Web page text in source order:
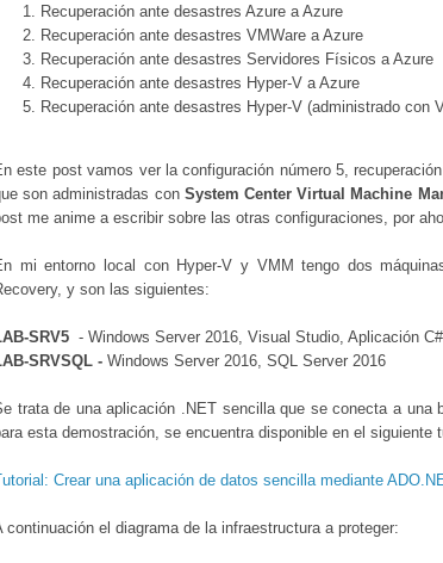
Recuperación ante desastres Azure a Azure
Recuperación ante desastres VMWare a Azure
Recuperación ante desastres Servidores Físicos a Azure
Recuperación ante desastres Hyper-V a Azure
Recuperación ante desastres Hyper-V (administrado con
este post vamos ver la configuración número 5,
son administradas conSystem Center Virtual Machine
me anime a escribir sobre las otras configuraciones, por
mi entorno local con Hyper-V y VMM tengo dos
y son las siguientes:
SRV5 - Windows Server 2016, Visual Studio, Aplicación
SRVSQL - Windows Server 2016, SQL Server 2016
trata de una aplicación .NET sencilla que se conecta a una
esta demostración, se encuentra disponible en el siguiente
Crear una aplicación de datos sencilla mediante
continuación el diagrama de la infraestructura a proteger: